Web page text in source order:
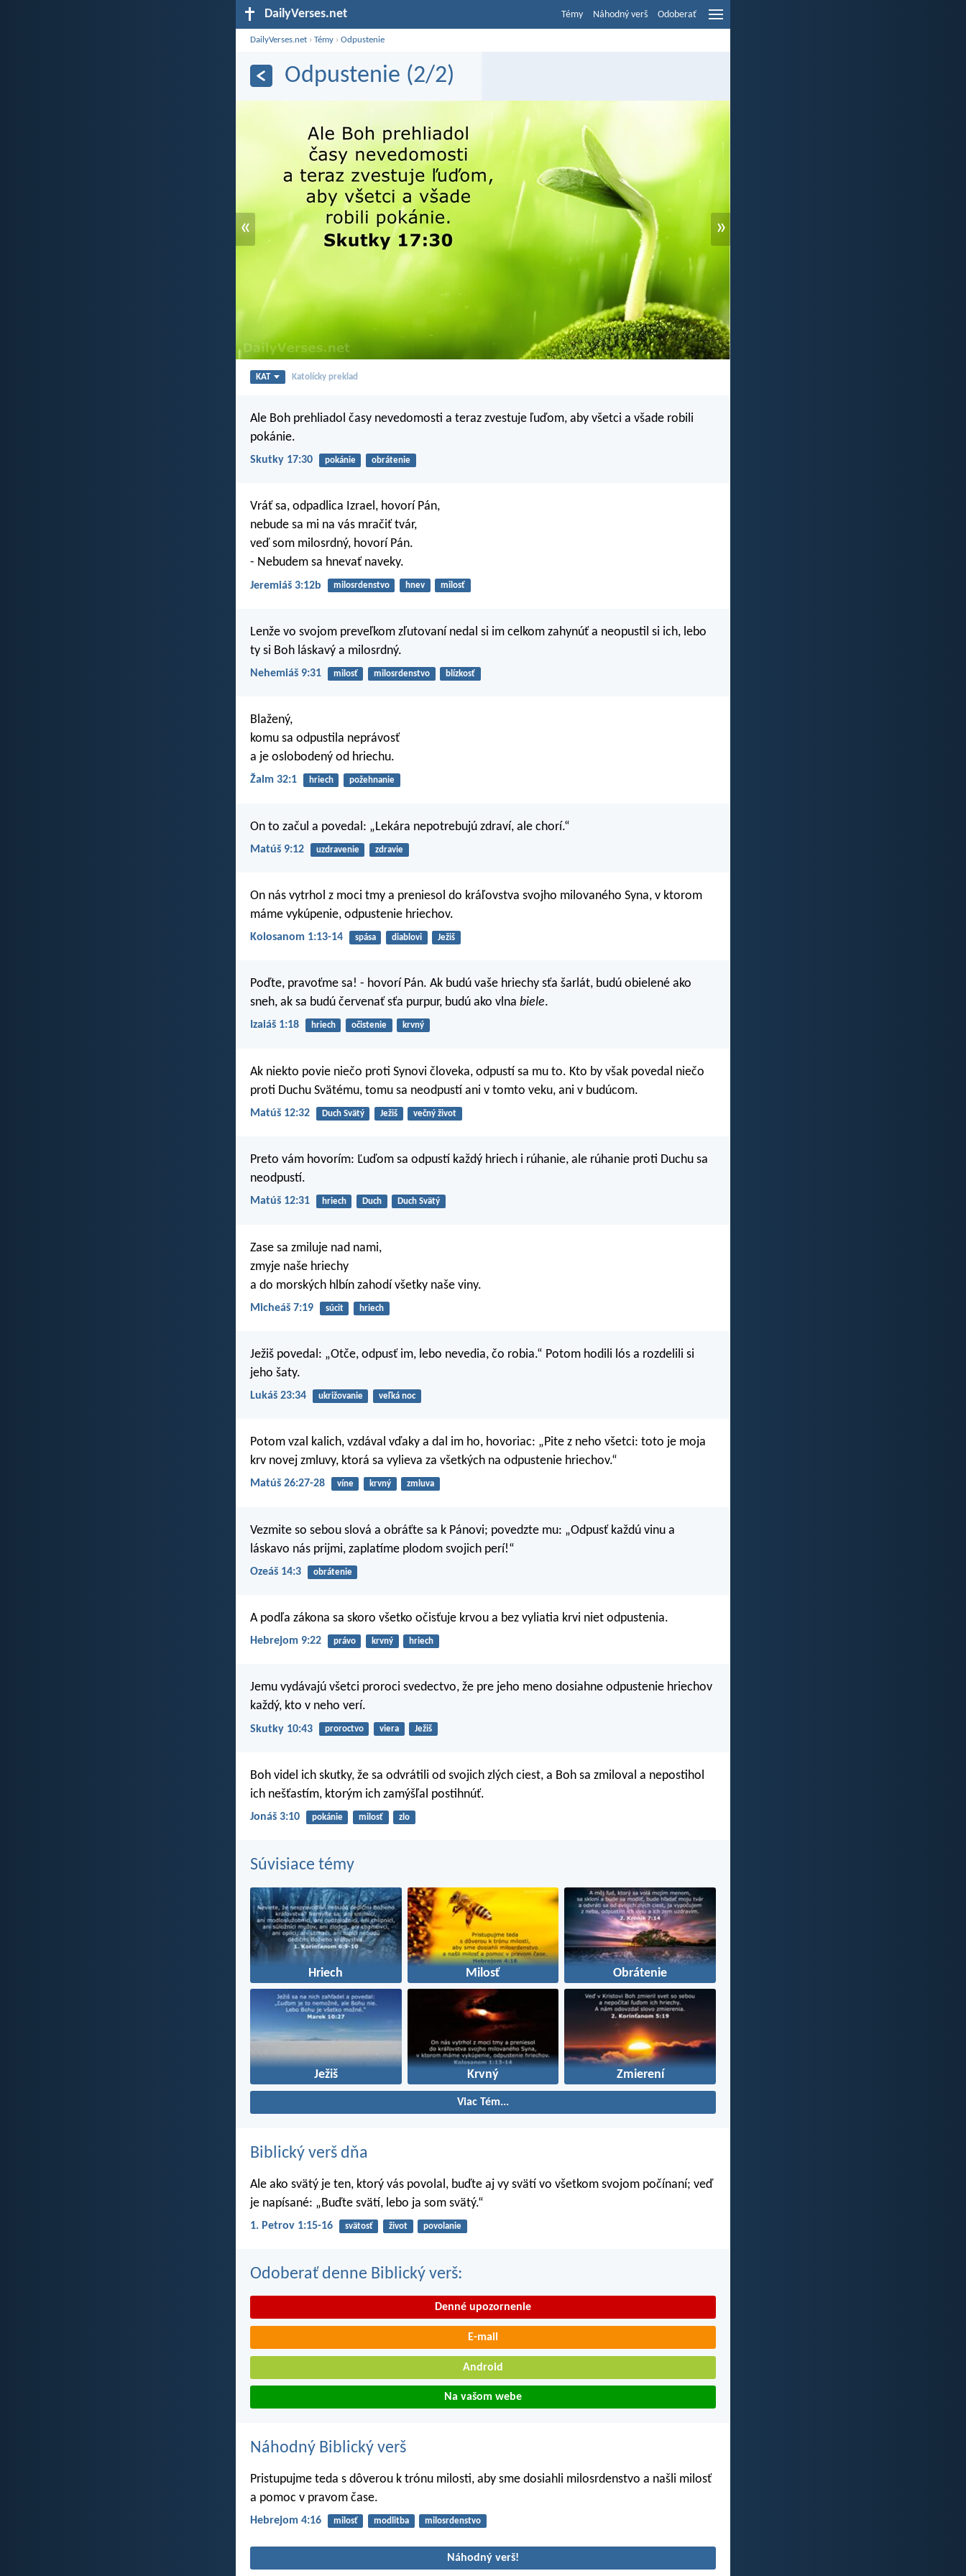
DailyVerses.net Témy Náhodný verš Odoberať
DailyVerses.net ›Témy ›Odpustenie
Odpustenie (2/2)
« »
KAT Katolícky preklad
Ale Boh prehliadol časy nevedomosti a teraz zvestuje ľuďom, aby všetci a všade robili
pokánie.
Skutky 17:30 pokánie obrátenie
Vráť sa, odpadlica Izrael, hovorí Pán,
nebude sa mi na vás mračiť tvár,
veď som milosrdný, hovorí Pán.
- Nebudem sa hnevať naveky.
Jeremiáš 3:12b milosrdenstvo hnev milosť
Lenže vo svojom preveľkom zľutovaní nedal si im celkom zahynúť a neopustil si ich, lebo
ty si Boh láskavý a milosrdný.
Nehemiáš 9:31 milosť milosrdenstvo blízkosť
Blažený,
komu sa odpustila neprávosť
a je oslobodený od hriechu.
Žalm 32:1 hriech požehnanie
On to začul a povedal: „Lekára nepotrebujú zdraví, ale chorí.“
Matúš 9:12 uzdravenie zdravie
On nás vytrhol z moci tmy a preniesol do kráľovstva svojho milovaného Syna, v ktorom
máme vykúpenie, odpustenie hriechov.
Kolosanom 1:13-14 spása diablovi Ježiš
Poďte, pravoťme sa! - hovorí Pán. Ak budú vaše hriechy sťa šarlát, budú obielené ako
sneh, ak sa budú červenať sťa purpur, budú ako vlna biele.
Izaiáš 1:18 hriech očistenie krvný
Ak niekto povie niečo proti Synovi človeka, odpustí sa mu to. Kto by však povedal niečo
proti Duchu Svätému, tomu sa neodpustí ani v tomto veku, ani v budúcom.
Matúš 12:32 Duch Svätý Ježiš večný život
Preto vám hovorím: Ľuďom sa odpustí každý hriech i rúhanie, ale rúhanie proti Duchu sa
neodpustí.
Matúš 12:31 hriech Duch Duch Svätý
Zase sa zmiluje nad nami,
zmyje naše hriechy
a do morských hlbín zahodí všetky naše viny.
Micheáš 7:19 súcit hriech
Ježiš povedal: „Otče, odpusť im, lebo nevedia, čo robia.“ Potom hodili lós a rozdelili si
jeho šaty.
Lukáš 23:34 ukrižovanie veľká noc
Potom vzal kalich, vzdával vďaky a dal im ho, hovoriac: „Pite z neho všetci: toto je moja
krv novej zmluvy, ktorá sa vylieva za všetkých na odpustenie hriechov.“
Matúš 26:27-28 víne krvný zmluva
Vezmite so sebou slová a obráťte sa k Pánovi; povedzte mu: „Odpusť každú vinu a
láskavo nás prijmi, zaplatíme plodom svojich perí!“
Ozeáš 14:3 obrátenie
A podľa zákona sa skoro všetko očisťuje krvou a bez vyliatia krvi niet odpustenia.
Hebrejom 9:22 právo krvný hriech
Jemu vydávajú všetci proroci svedectvo, že pre jeho meno dosiahne odpustenie hriechov
každý, kto v neho verí.
Skutky 10:43 proroctvo viera Ježiš
Boh videl ich skutky, že sa odvrátili od svojich zlých ciest, a Boh sa zmiloval a nepostihol
ich nešťastím, ktorým ich zamýšľal postihnúť.
Jonáš 3:10 pokánie milosť zlo
Súvisiace témy
Hriech Milosť Obrátenie
Ježiš Krvný Zmierení
Viac Tém...
Biblický verš dňa
Ale ako svätý je ten, ktorý vás povolal, buďte aj vy svätí vo všetkom svojom počínaní; veď
je napísané: „Buďte svätí, lebo ja som svätý.“
1. Petrov 1:15-16 svätosť život povolanie
Odoberať denne Biblický verš:
Denné upozornenie
E-mail
Android
Na vašom webe
Náhodný Biblický verš
Pristupujme teda s dôverou k trónu milosti, aby sme dosiahli milosrdenstvo a našli milosť
a pomoc v pravom čase.
Hebrejom 4:16 milosť modlitba milosrdenstvo
Náhodný verš!